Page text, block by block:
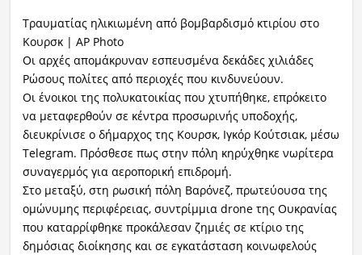
Τραυματίας ηλικιωμένη από βομβαρδισμό κτιρίου στο
Κουρσκ | AP Photo
Οι αρχές απομάκρυναν εσπευσμένα δεκάδες χιλιάδες
Ρώσους πολίτες από περιοχές που κινδυνεύουν.
Οι ένοικοι της πολυκατοικίας που χτυπήθηκε, επρόκειτο
να μεταφερθούν σε κέντρα προσωρινής υποδοχής,
διευκρίνισε ο δήμαρχος της Κουρσκ, Ιγκόρ Κούτσιακ, μέσω
Telegram. Πρόσθεσε πως στην πόλη κηρύχθηκε νωρίτερα
συναγερμός για αεροπορική επιδρομή.
Στο μεταξύ, στη ρωσική πόλη Βαρόνεζ, πρωτεύουσα της
ομώνυμης περιφέρειας, συντρίμμια drone της Ουκρανίας
που καταρρίφθηκε προκάλεσαν ζημιές σε κτίριο της
δημόσιας διοίκησης και σε εγκατάσταση κοινωφελούς